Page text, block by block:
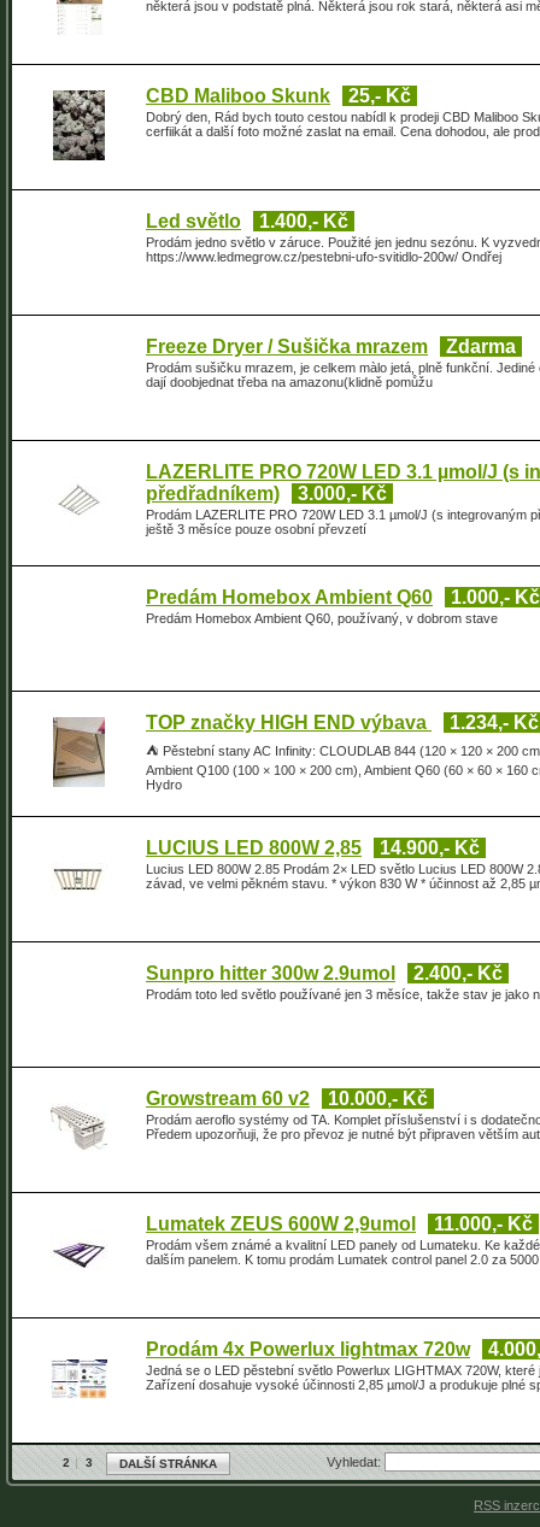
některá jsou v podstatě plná. Některá jsou rok stará, některá asi
CBD Maliboo Skunk 25,- Kč
Dobrý den, Rád bych touto cestou nabídl k prodeji CBD Maliboo
cerfiikát a další foto možné zaslat na email. Cena dohodou, ale
Led světlo 1.400,- Kč
Prodám jedno světlo v záruce. Použité jen jednu sezónu. K
https://www.ledmegrow.cz/pestebni-ufo-svitidlo-200w/ Ondřej
Freeze Dryer / Sušička mrazem Zdarma
Prodám sušičku mrazem, je celkem màlo jetá, plně funkční.
dají doobjednat třeba na amazonu(klidně pomůžu
LAZERLITE PRO 720W LED 3.1 µmol/J (s
předřadníkem)
3.000,- Kč
Prodám LAZERLITE PRO 720W LED 3.1 µmol/J (s integrovaným
ještě 3 měsíce pouze osobní převzetí
Predám Homebox Ambient Q60 1.000,- Kč
Predám Homebox Ambient Q60, používaný, v dobrom stave
TOP značky HIGH END výbava 1.234,- Kč
⛺ Pěstební stany AC Infinity: CLOUDLAB 844 (120 × 120 × 200
Ambient Q100 (100 × 100 × 200 cm), Ambient Q60 (60 × 60 × 160
Hydro
LUCIUS LED 800W 2,85 14.900,- Kč
Lucius LED 800W 2.85 Prodám 2× LED světlo Lucius LED 800W
závad, ve velmi pěkném stavu. * výkon 830 W * účinnost až 2,85
Sunpro hitter 300w 2.9umol 2.400,- Kč
Prodám toto led světlo používané jen 3 měsíce, takže stav je jako
Growstream 60 v2 10.000,- Kč
Prodám aeroflo systémy od TA. Komplet příslušenství i s
Předem upozorňuji, že pro převoz je nutné být připraven větším
Lumatek ZEUS 600W 2,9umol 11.000,- Kč
Prodám všem známé a kvalitní LED panely od Lumateku. Ke
dalším panelem. K tomu prodám Lumatek control panel 2.0 za
Prodám 4x Powerlux lightmax 720w
Jedná se o LED pěstební světlo Powerlux LIGHTMAX 720W,
Zařízení dosahuje vysoké účinnosti 2,85 µmol/J a produkuje plné
2 3 DALŠÍ STRÁNKA Vyhledat:
RSS